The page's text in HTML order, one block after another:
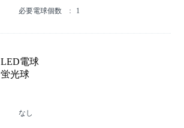
必要電球個数 1
LED電球
蛍光球
なし